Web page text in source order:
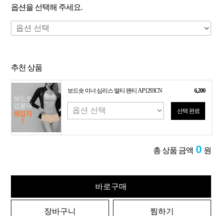
옵션을 선택해 주세요.
추천 상품
보드숏 이너 심리스 멀티 팬티 AP1293CN 6,200
선택 완료
총 상품 금액 0 원
바로구매
장바구니 찜하기